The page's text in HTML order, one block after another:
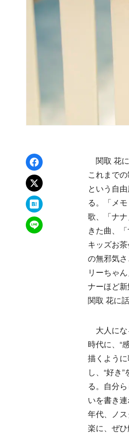
Facebookでシェア
xでポスト
はてなブックマーク
LINEで送る
関取 花
これまで
という自
る。「メ
歌、「ナ
きた曲、
キッズお
の無邪気
リーちゃ
ナーほど
関取 花に
大人にな
時代に、“
描くよう
し、“好き
る。自分
いを書き
年代、ノ
楽に、ぜ